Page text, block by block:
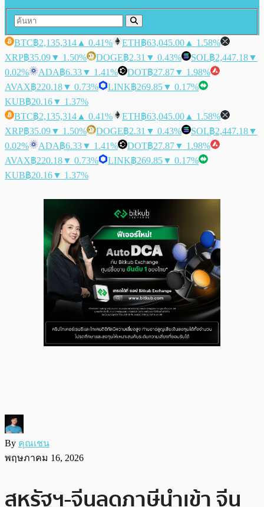
BTC฿2,135,314 ▲ 0.41% ETH฿63,045.00 ▲ 1.58%
XRP฿35.09▼ 1.50% DOGE฿2.31 ▼ 0.43% SOL฿2,447.18▼
0.02%
ADA฿6.33▼ 1.41% DOT฿27.87▼ 1.98%
AVAX฿220.18▼ 0.73% LINK฿269.85▼ 0.17%
KUB฿20.16▼ 1.37%
BTC฿2,135,314 ▲ 0.41% ETH฿63,045.00 ▲ 1.58%
XRP฿35.09▼ 1.50% DOGE฿2.31 ▼ 0.43% SOL฿2,447.18▼
0.02%
ADA฿6.33▼ 1.41% DOT฿27.87▼ 1.98%
AVAX฿220.18▼ 0.73% LINK฿269.85▼ 0.17%
KUB฿20.16▼ 1.37%
By คุณเชน
พฤษภาคม 16, 2026
สหรัฐฯ-จีนลดภาษีนำเข้า จีน